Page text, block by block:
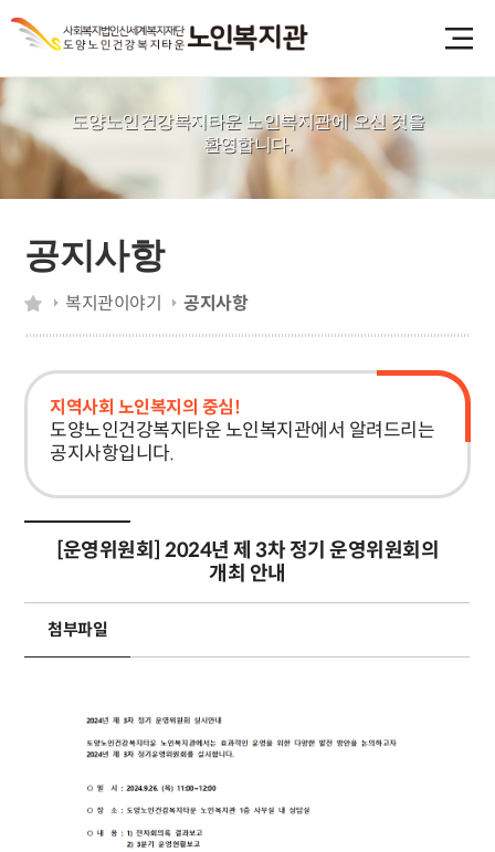
도양노인건강복지타운 노인복지관에 오신 것을
환영합니다.
공지사항
복지관이야기 공지사항
지역사회 노인복지의 중심!
도양노인건강복지타운 노인복지관에서 알려드리는
공지사항입니다.
[운영위원회] 2024년 제 3차 정기 운영위원회의
개최 안내
첨부파일